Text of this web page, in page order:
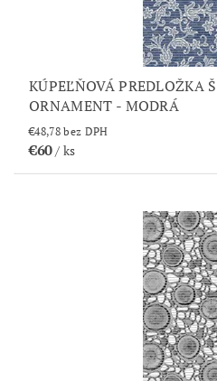
KÚPEĽŇOVÁ PREDLOŽKA
ORNAMENT - MODRÁ
€48,78 bez DPH
€60/ ks